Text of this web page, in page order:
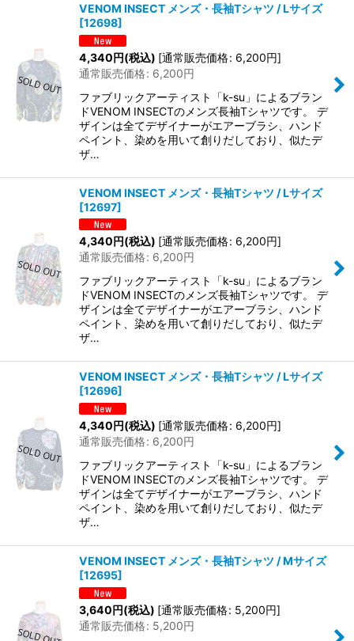
VENOM INSECT メンズ・長袖Tシャツ / Lサイズ
[12698]
4,340円(税込) [通常販売価格: 6,200円]
通常販売価格: 6,200円
ファブリックアーティスト「k-su」によるブラン
ドVENOM INSECTのメンズ長袖Tシャツです。 デ
ザインは全てデザイナーがエアーブラシ、ハンド
ペイント、染めを用いて創りだしており、似たデ
ザ…
VENOM INSECT メンズ・長袖Tシャツ / Lサイズ
[12697]
4,340円(税込) [通常販売価格: 6,200円]
通常販売価格: 6,200円
ファブリックアーティスト「k-su」によるブラン
ドVENOM INSECTのメンズ長袖Tシャツです。 デ
ザインは全てデザイナーがエアーブラシ、ハンド
ペイント、染めを用いて創りだしており、似たデ
ザ…
VENOM INSECT メンズ・長袖Tシャツ / Lサイズ
[12696]
4,340円(税込) [通常販売価格: 6,200円]
通常販売価格: 6,200円
ファブリックアーティスト「k-su」によるブラン
ドVENOM INSECTのメンズ長袖Tシャツです。 デ
ザインは全てデザイナーがエアーブラシ、ハンド
ペイント、染めを用いて創りだしており、似たデ
ザ…
VENOM INSECT メンズ・長袖Tシャツ / Mサイズ
[12695]
3,640円(税込) [通常販売価格: 5,200円]
通常販売価格: 5,200円